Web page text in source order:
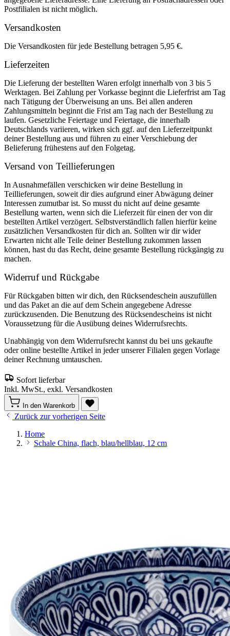
Postfilialen ist nicht möglich.
Versandkosten
Die Versandkosten für jede Bestellung betragen 5,95 €.
Lieferzeiten
Die Lieferung der bestellten Waren erfolgt innerhalb von 3 bis 5
Werktagen. Bei Zahlung per Vorkasse beginnt die Lieferfrist am Tag
nach Tätigung der Überweisung an uns. Bei allen anderen
Zahlungsmitteln beginnt die Frist am Tag nach der Bestellung zu
laufen. Gesetzliche Feiertage und Feiertage, die innerhalb
Deutschlands variieren, wirken sich ggf. auf den Lieferzeitpunkt
deiner Bestellung aus und führen zu einer Verschiebung der
Belieferung frühestens auf den Folgetag.
Versand von Teillieferungen
In Ausnahmefällen verschicken wir deine Bestellung in
Teillieferungen, soweit dir dies aufgrund einer Abwägung deiner
Interessen zumutbar ist. So musst du nicht auf deine gesamte
Bestellung warten, wenn sich die Lieferzeit für einen der von dir
bestellten Artikel verzögert. Selbstverständlich fallen hierfür keine
zusätzlichen Versandkosten für dich an. Sollten wir dir wider
Erwarten nicht alle Teile deiner Bestellung zukommen lassen
können, hast du das Recht, deine gesamte Bestellung rückgängig zu
machen.
Widerruf und Rückgabe
Für Rückgaben bitten wir dich, den Rücksendeschein auszufüllen
und das Paket an die auf dem Schein angegebene Adresse
zurückzusenden. Die Benutzung des Rücksendescheins ist nicht
Voraussetzung für die Ausübung deines Widerrufsrechts.
Unabhängig von dem Widerrufsrecht kannst du bei uns gekaufte
oder online bestellte Artikel in jeder unserer Filialen gegen Vorlage
deiner Rechnung umtauschen.
Sofort lieferbar
Inkl. MwSt., exkl. Versandkosten
In den Warenkorb
Zurück zur vorherigen Seite
Home
Schale China, flach, blau/hellblau, 12 cm